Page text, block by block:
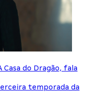
do Dragão, fala
temporada da